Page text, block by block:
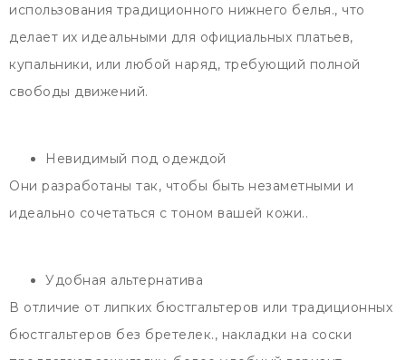
использования традиционного нижнего белья., что
делает их идеальными для официальных платьев,
купальники, или любой наряд, требующий полной
свободы движений.
Невидимый под одеждой
Они разработаны так, чтобы быть незаметными и
идеально сочетаться с тоном вашей кожи..
Удобная альтернатива
В отличие от липких бюстгальтеров или традиционных
бюстгальтеров без бретелек., накладки на соски